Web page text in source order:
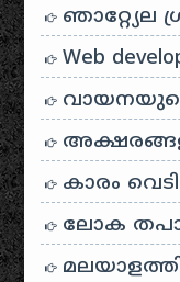
ഞാറ്റ്യേല
Web
കാരം
ലോക